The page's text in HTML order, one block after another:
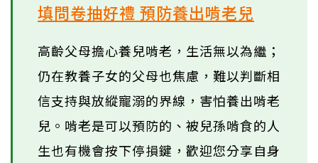
填問卷抽好禮 預防養出啃老兒
高齡父母擔心養兒啃老，生活無以為繼；
仍在教養子女的父母也焦慮，難以判斷相
信支持與放縱寵溺的界線，害怕養出啃老
兒。啃老是可以預防的、被兒孫啃食的人
生也有機會按下停損鍵，歡迎您分享自身